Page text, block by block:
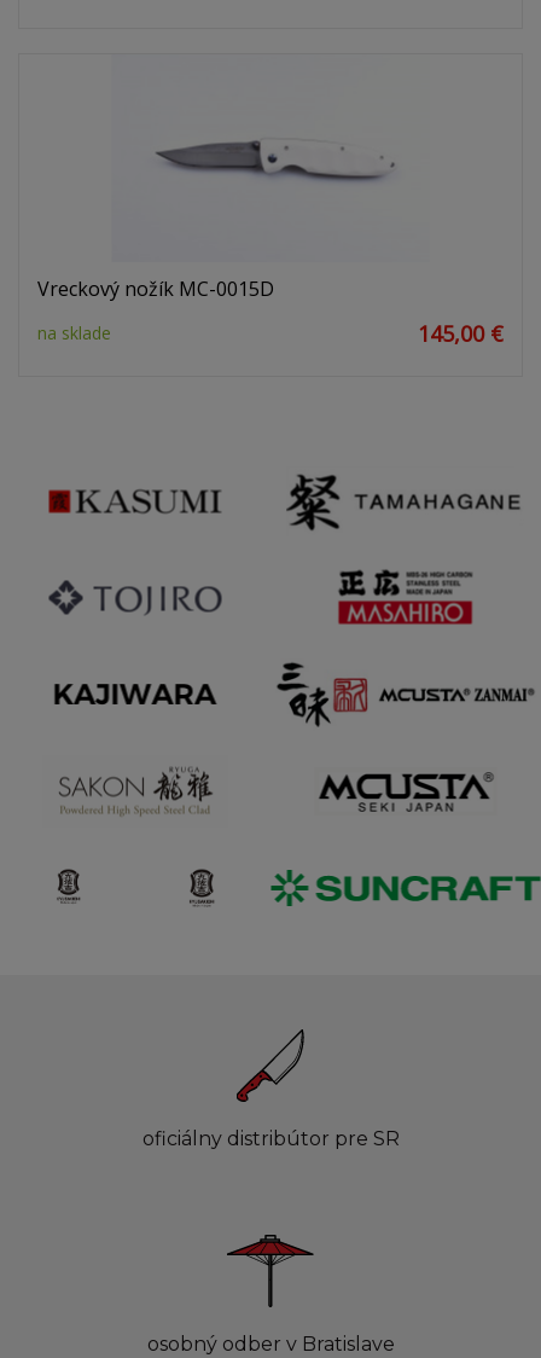
Vreckový nožík MC-0015D
na sklade 145,00 €
oficiálny distribútor pre SR
osobný odber v Bratislave